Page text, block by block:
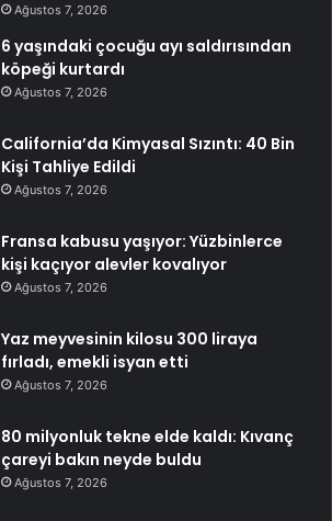
Ağustos 7, 2026
6 yaşındaki çocuğu ayı saldırısından
köpeği kurtardı
Ağustos 7, 2026
California’da Kimyasal Sızıntı: 40 Bin
Kişi Tahliye Edildi
Ağustos 7, 2026
Fransa kabusu yaşıyor: Yüzbinlerce
kişi kaçıyor alevler kovalıyor
Ağustos 7, 2026
Yaz meyvesinin kilosu 300 liraya
fırladı, emekli isyan etti
Ağustos 7, 2026
80 milyonluk tekne elde kaldı: Kıvanç
çareyi bakın neyde buldu
Ağustos 7, 2026